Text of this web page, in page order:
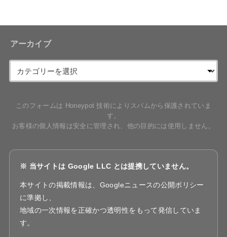
アーカイブ
このフォームは Honeypot 技術によりスパムから保護されていま
す。
お客様の個人情報は安全に管理され、他の目的には使用しません。
※ 当サイトは Google LLC とは提携していません。
本サイトの掲載情報は、Googleニュースの公開ポリシー
に準拠し、
地域の一次情報を正確かつ透明性をもって発信していま
す。